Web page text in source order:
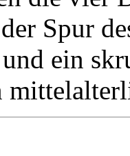
Spur
ein